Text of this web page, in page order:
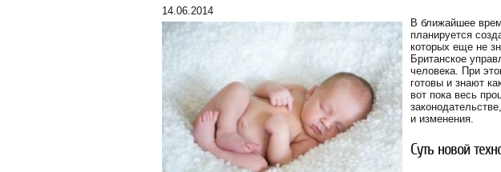
14.06.2014
В ближайшее
планируется
которых еще не
Британское
человека. При
готовы и знают
вот пока весь
и изменения.
Суть новой